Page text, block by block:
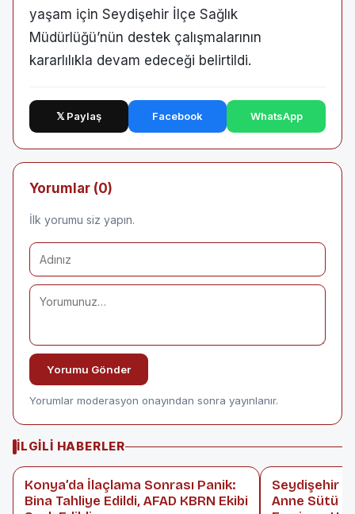
yaşam için Seydişehir İlçe Sağlık
Müdürlüğü’nün destek çalışmalarının
kararlılıkla devam edeceği belirtildi.
𝕏 Paylaş Facebook WhatsApp
Yorumlar (0)
İlk yorumu siz yapın.
Yorumu Gönder
Yorumlar moderasyon onayından sonra yayınlanır.
İLGILI HABERLER
Konya’da İlaçlama Sonrası Panik:
Bina Tahliye Edildi, AFAD KBRN Ekibi
Seydişehir
Anne Sütü